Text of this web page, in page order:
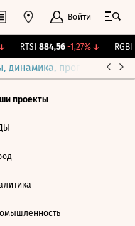
Войти
RTSI 884,56 -1,27%↓ RGBI
динамика, прогнозы
проекты